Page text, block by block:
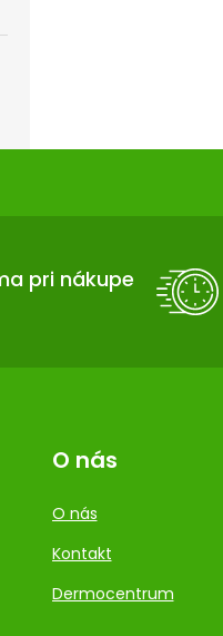
pri nákupe
O nás
O nás
Kontakt
Dermocentrum